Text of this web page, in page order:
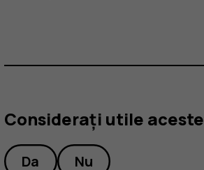
Considerați utile
Da Nu